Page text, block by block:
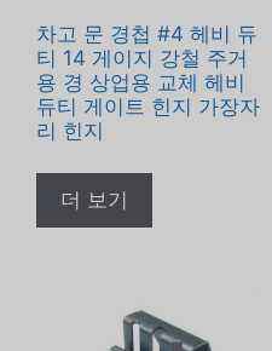
차고 문 경첩 #4 헤비 듀
티 14 게이지 강철 주거
용 경 상업용 교체 헤비
듀티 게이트 힌지 가장자
리 힌지
더 보기